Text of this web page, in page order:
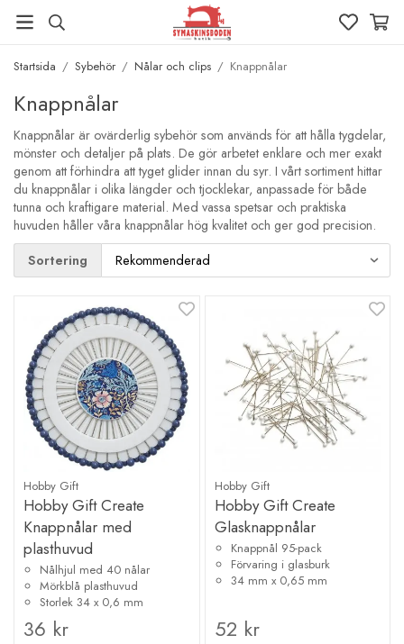
Startsida / Sybehör / Nålar och clips / Knappnålar
Knappnålar
Knappnålar är ovärderlig sybehör som används för att hålla tygdelar,
mönster och detaljer på plats. De gör arbetet enklare och mer exakt
genom att förhindra att tyget glider innan du syr. I vårt sortiment hittar
du knappnålar i olika längder och tjocklekar, anpassade för både
tunna och kraftigare material. Med vassa spetsar och praktiska
huvuden håller våra knappnålar hög kvalitet och ger god precision.
Sortering
Hobby Gift
Hobby Gift Create
Knappnålar med
plasthuvud
Nålhjul med 40 nålar
Mörkblå plasthuvud
Storlek 34 x 0,6 mm
36 kr
Hobby Gift
Hobby Gift Create
Glasknappnålar
Knappnål 95-pack
Förvaring i glasburk
34 mm x 0,65 mm
52 kr